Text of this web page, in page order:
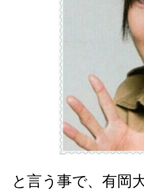
と言う事で、有岡